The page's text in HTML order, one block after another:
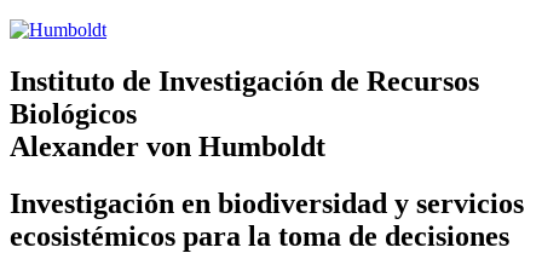
Instituto de Investigación de Recursos
Biológicos
Alexander von Humboldt
Investigación en biodiversidad y servicios
ecosistémicos para la toma de decisiones